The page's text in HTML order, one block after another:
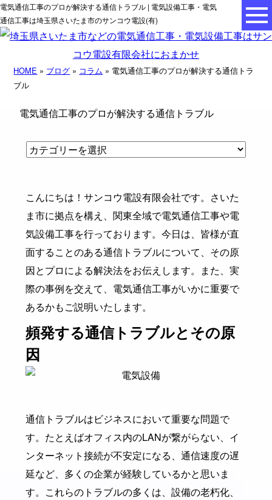
電気通信工事のプロが解決する通信トラブル | 電気設備工事・電気
通信工事は埼玉県さいたま市のサンコウ電設(有)
HOME » ブログ » コラム » 電気通信工事のプロが解決する通信トラ
ブル
電気通信工事のプロが解決する通信トラブル
こんにちは！サンコウ電設有限会社です。さいた
ま市に拠点を構え、関東全域で電気通信工事や電
気設備工事を行っております。今日は、皆様が直
面することのある通信トラブルについて、その原
因とプロによる解決法をお伝えします。また、実
際の事例を交えて、電気通信工事がいかに重要で
あるかもご説明いたします。
頻発する通信トラブルとその原
因
通信トラブルはビジネスにおいて重要な問題で
す。たとえばオフィス内のLANが繋がらない、イ
ンターネット接続が不安定になる、通信速度の遅
延など、多くの企業が経験しているかと思いま
す。これらのトラブルの多くは、設備の老朽化、